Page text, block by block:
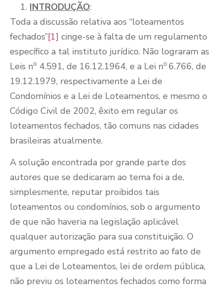
INTRODUÇÃO:
Toda a discussão relativa aos “loteamentos
fechados”[1] cinge-se à falta de um regulamento
específico a tal instituto jurídico. Não lograram as
Leis no 4.591, de 16.12.1964, e a Lei no 6.766, de
19.12.1979, respectivamente a Lei de
Condomínios e a Lei de Loteamentos, e mesmo o
Código Civil de 2002, êxito em regular os
loteamentos fechados, tão comuns nas cidades
brasileiras atualmente.
A solução encontrada por grande parte dos
autores que se dedicaram ao tema foi a de,
simplesmente, reputar proibidos tais
loteamentos ou condomínios, sob o argumento
de que não haveria na legislação aplicável
qualquer autorização para sua constituição. O
argumento empregado está restrito ao fato de
que a Lei de Loteamentos, lei de ordem pública,
não previu os loteamentos fechados como forma